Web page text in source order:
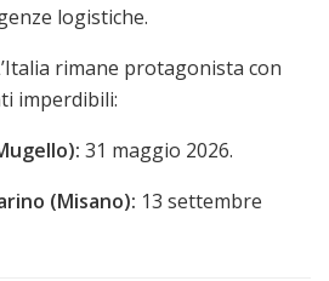
logistiche.
rimane protagonista con
imperdibili:
31 maggio 2026.
(Misano): 13 settembre